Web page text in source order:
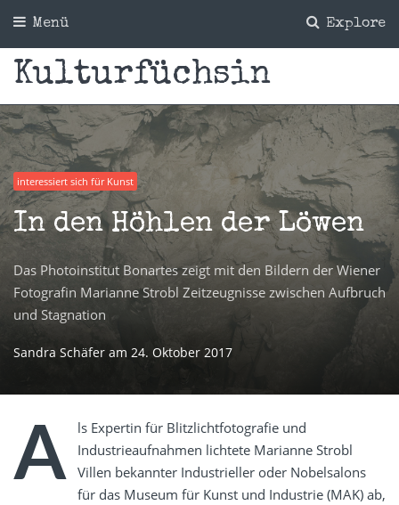
Explore
Menü
Kulturfüchsin
interessiert sich für Kunst
In den Höhlen der Löwen
Das Photoinstitut Bonartes zeigt mit den Bildern der Wiener
Fotografin Marianne Strobl Zeitzeugnisse zwischen Aufbruch
und Stagnation
Sandra Schäfer am 24. Oktober 2017
A
ls Expertin für Blitzlichtfotografie und
Industrieaufnahmen lichtete Marianne Strobl
Villen bekannter Industrieller oder Nobelsalons
für das Museum für Kunst und Industrie (MAK) ab,